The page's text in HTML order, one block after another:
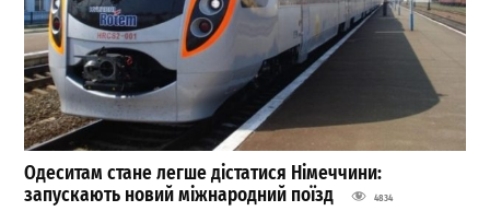
Одеситам стане легше дістатися Німеччини:
запускають новий міжнародний поїзд
4834